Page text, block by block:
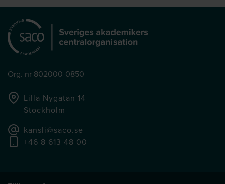
Org. nr 802000-0850
Lilla Nygatan 14
Stockholm
kansli@saco.se
+46 8 613 48 00